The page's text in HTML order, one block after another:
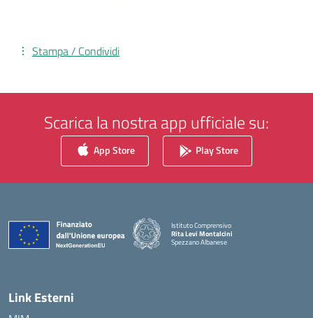
Stampa / Condividi
Scarica la nostra app ufficiale su:
App Store Play Store
Istituto Comprensivo
Rita Levi Montalcini
Spezzano Albanese
— Visita la pagina iniziale della scuola
Link Esterni